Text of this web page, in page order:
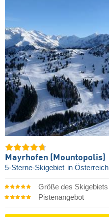
Mayrhofen (Mountopolis)
5-Sterne-Skigebiet in Österreich
Größe des Skigebiets
Pistenangebot